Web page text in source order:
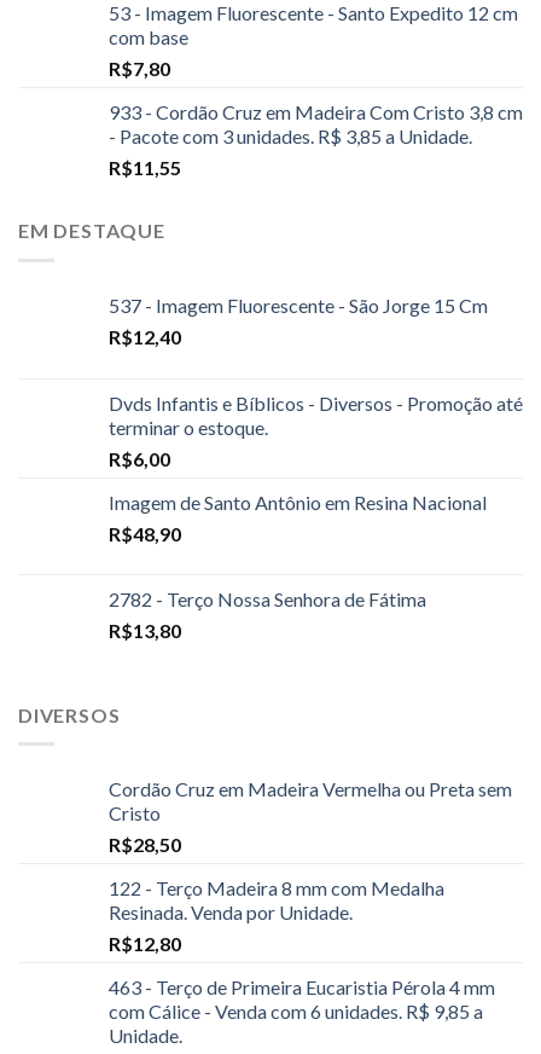
53 - Imagem Fluorescente - Santo Expedito 12 cm
com base
R$7,80
933 - Cordão Cruz em Madeira Com Cristo 3,8 cm
- Pacote com 3 unidades. R$ 3,85 a Unidade.
R$11,55
EM DESTAQUE
537 - Imagem Fluorescente - São Jorge 15 Cm
R$12,40
Dvds Infantis e Bíblicos - Diversos - Promoção até
terminar o estoque.
R$6,00
Imagem de Santo Antônio em Resina Nacional
R$48,90
2782 - Terço Nossa Senhora de Fátima
R$13,80
DIVERSOS
Cordão Cruz em Madeira Vermelha ou Preta sem
Cristo
R$28,50
122 - Terço Madeira 8 mm com Medalha
Resinada. Venda por Unidade.
R$12,80
463 - Terço de Primeira Eucaristia Pérola 4 mm
com Cálice - Venda com 6 unidades. R$ 9,85 a
Unidade.